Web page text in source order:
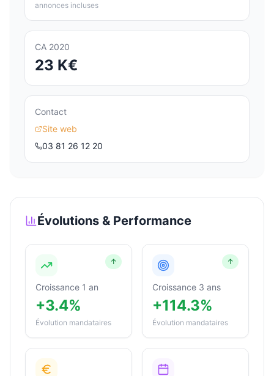
annonces incluses
CA 2020
23 K€
Contact
Site web
03 81 26 12 20
Évolutions & Performance
↑
Croissance 1 an
+3.4%
Évolution mandataires
↑
Croissance 3 ans
+114.3%
Évolution mandataires